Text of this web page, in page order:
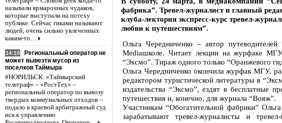
называли ярмарочных чудаков,
которые выступали на потеху
публике. Сейчас гиками называют
людей, очень сильно увлеченных
каким-то…
14:10
Региональный оператор не
может вывезти мусор из
поселков Таймыра
#НОРИЛЬСК. «Таймырский
телеграф» – «РостТех» –
региональный оператор по вывозу
твердых коммунальных отходов –
подало в краевой арбитражный суд
иск к управлению
фабрика”. Тревел-журналист и главный
клуба-лектория экспресс-курс тревел-
любви к путешествиям”.
Ольга Чередниченко – автор
Mediaшколе. Читает лекции на журфаке
“Эксмо”. Тираж одного только “Оранжевого
Ольга Чередниченко окончила журфак МГУ,
редактором туристической литературы в
издательства “Эксмо”, ездят в бесплатные
путешествия и, конечно, для журнала “Вояж”.
Участникам “Обогатительной фабрики”
зарабатывают тревел-журналисты и